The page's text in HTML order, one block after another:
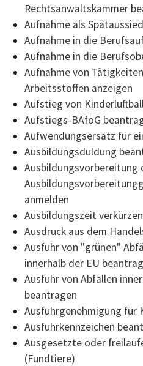
Rechtsanwaltskammer
Aufnahme als
Aufnahme in die
Aufnahme in die
Aufnahme von
Arbeitsstoffen anzeigen
Aufstieg von
Aufstiegs-BAföG
Aufwendungsersatz für
Ausbildungsduldung
Ausbildungsvorbereitung
anmelden
Ausbildungszeit
Ausdruck aus dem
Ausfuhr von "grünen"
innerhalb der EU
Ausfuhr von Abfällen
beantragen
Ausfuhrgenehmigung für
Ausfuhrkennzeichen
Ausgesetzte oder
(Fundtiere)